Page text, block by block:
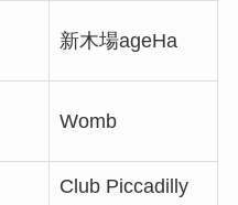
新木場ageHa
Womb
Club Piccadilly